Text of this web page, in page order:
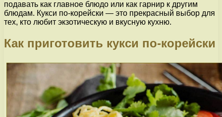
подавать как главное блюдо или как гарнир к другим
блюдам. Кукси по-корейски — это прекрасный выбор для
тех, кто любит экзотическую и вкусную кухню.
Как приготовить кукси по-корейски